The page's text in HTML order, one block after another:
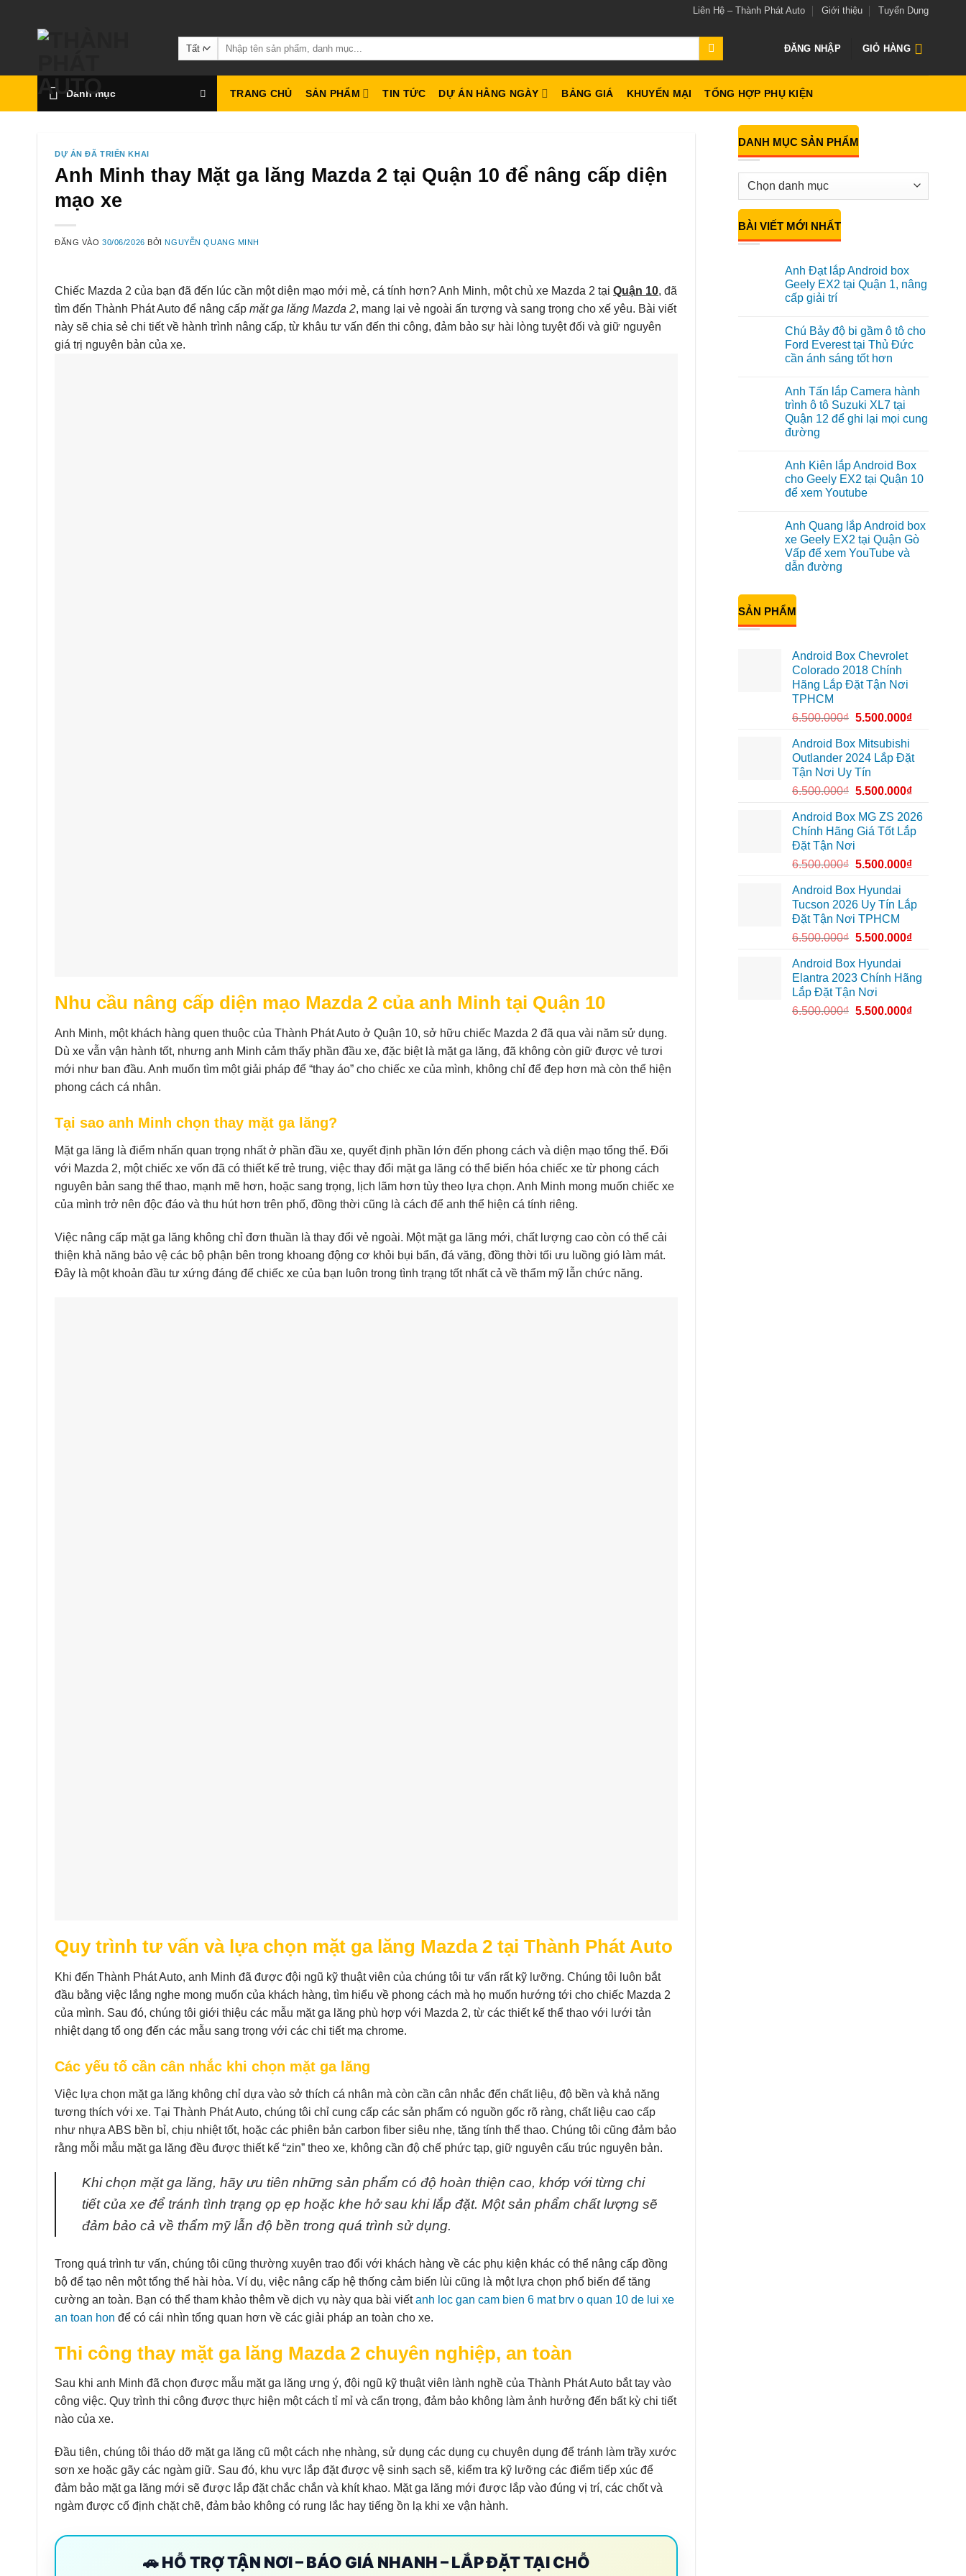
Liên Hệ – Thành Phát Auto Giới thiệu Tuyển Dụng
Tìm
kiếm:
ĐĂNG NHẬP GIỎ HÀNG
Danh mục TRANG CHỦ SẢN PHẨM TIN TỨC DỰ ÁN HẰNG NGÀY BẢNG GIÁ KHUYẾN MẠI TỔNG HỢP PHỤ KIỆN
DỰ ÁN ĐÃ TRIỂN KHAI
Anh Minh thay Mặt ga lăng Mazda 2 tại Quận 10 để nâng cấp diện
mạo xe
ĐĂNG VÀO30/06/2026 BỞINGUYỄN QUANG MINH
Chiếc Mazda 2 của bạn đã đến lúc cần một diện mạo mới mẻ, cá tính hơn? Anh Minh, một chủ xe Mazda 2 tại Quận 10, đã
tìm đến Thành Phát Auto để nâng cấp mặt ga lăng Mazda 2, mang lại vẻ ngoài ấn tượng và sang trọng cho xế yêu. Bài viết
này sẽ chia sẻ chi tiết về hành trình nâng cấp, từ khâu tư vấn đến thi công, đảm bảo sự hài lòng tuyệt đối và giữ nguyên
giá trị nguyên bản của xe.
Nhu cầu nâng cấp diện mạo Mazda 2 của anh Minh tại Quận 10
Anh Minh, một khách hàng quen thuộc của Thành Phát Auto ở Quận 10, sở hữu chiếc Mazda 2 đã qua vài năm sử dụng.
Dù xe vẫn vận hành tốt, nhưng anh Minh cảm thấy phần đầu xe, đặc biệt là mặt ga lăng, đã không còn giữ được vẻ tươi
mới như ban đầu. Anh muốn tìm một giải pháp để “thay áo” cho chiếc xe của mình, không chỉ để đẹp hơn mà còn thể hiện
phong cách cá nhân.
Tại sao anh Minh chọn thay mặt ga lăng?
Mặt ga lăng là điểm nhấn quan trọng nhất ở phần đầu xe, quyết định phần lớn đến phong cách và diện mạo tổng thể. Đối
với Mazda 2, một chiếc xe vốn đã có thiết kế trẻ trung, việc thay đổi mặt ga lăng có thể biến hóa chiếc xe từ phong cách
nguyên bản sang thể thao, mạnh mẽ hơn, hoặc sang trọng, lịch lãm hơn tùy theo lựa chọn. Anh Minh mong muốn chiếc xe
của mình trở nên độc đáo và thu hút hơn trên phố, đồng thời cũng là cách để anh thể hiện cá tính riêng.
Việc nâng cấp mặt ga lăng không chỉ đơn thuần là thay đổi vẻ ngoài. Một mặt ga lăng mới, chất lượng cao còn có thể cải
thiện khả năng bảo vệ các bộ phận bên trong khoang động cơ khỏi bụi bẩn, đá văng, đồng thời tối ưu luồng gió làm mát.
Đây là một khoản đầu tư xứng đáng để chiếc xe của bạn luôn trong tình trạng tốt nhất cả về thẩm mỹ lẫn chức năng.
Quy trình tư vấn và lựa chọn mặt ga lăng Mazda 2 tại Thành Phát Auto
Khi đến Thành Phát Auto, anh Minh đã được đội ngũ kỹ thuật viên của chúng tôi tư vấn rất kỹ lưỡng. Chúng tôi luôn bắt
đầu bằng việc lắng nghe mong muốn của khách hàng, tìm hiểu về phong cách mà họ muốn hướng tới cho chiếc Mazda 2
của mình. Sau đó, chúng tôi giới thiệu các mẫu mặt ga lăng phù hợp với Mazda 2, từ các thiết kế thể thao với lưới tản
nhiệt dạng tổ ong đến các mẫu sang trọng với các chi tiết mạ chrome.
Các yếu tố cần cân nhắc khi chọn mặt ga lăng
Việc lựa chọn mặt ga lăng không chỉ dựa vào sở thích cá nhân mà còn cần cân nhắc đến chất liệu, độ bền và khả năng
tương thích với xe. Tại Thành Phát Auto, chúng tôi chỉ cung cấp các sản phẩm có nguồn gốc rõ ràng, chất liệu cao cấp
như nhựa ABS bền bỉ, chịu nhiệt tốt, hoặc các phiên bản carbon fiber siêu nhẹ, tăng tính thể thao. Chúng tôi cũng đảm bảo
rằng mỗi mẫu mặt ga lăng đều được thiết kế “zin” theo xe, không cần độ chế phức tạp, giữ nguyên cấu trúc nguyên bản.
Khi chọn mặt ga lăng, hãy ưu tiên những sản phẩm có độ hoàn thiện cao, khớp với từng chi
tiết của xe để tránh tình trạng ọp ẹp hoặc khe hở sau khi lắp đặt. Một sản phẩm chất lượng sẽ
đảm bảo cả về thẩm mỹ lẫn độ bền trong quá trình sử dụng.
Trong quá trình tư vấn, chúng tôi cũng thường xuyên trao đổi với khách hàng về các phụ kiện khác có thể nâng cấp đồng
bộ để tạo nên một tổng thể hài hòa. Ví dụ, việc nâng cấp hệ thống cảm biến lùi cũng là một lựa chọn phổ biến để tăng
cường an toàn. Bạn có thể tham khảo thêm về dịch vụ này qua bài viếtanh loc gan cam bien 6 mat brv o quan 10 de lui xe
an toan hon để có cái nhìn tổng quan hơn về các giải pháp an toàn cho xe.
Thi công thay mặt ga lăng Mazda 2 chuyên nghiệp, an toàn
Sau khi anh Minh đã chọn được mẫu mặt ga lăng ưng ý, đội ngũ kỹ thuật viên lành nghề của Thành Phát Auto bắt tay vào
công việc. Quy trình thi công được thực hiện một cách tỉ mỉ và cẩn trọng, đảm bảo không làm ảnh hưởng đến bất kỳ chi tiết
nào của xe.
Đầu tiên, chúng tôi tháo dỡ mặt ga lăng cũ một cách nhẹ nhàng, sử dụng các dụng cụ chuyên dụng để tránh làm trầy xước
sơn xe hoặc gãy các ngàm giữ. Sau đó, khu vực lắp đặt được vệ sinh sạch sẽ, kiểm tra kỹ lưỡng các điểm tiếp xúc để
đảm bảo mặt ga lăng mới sẽ được lắp đặt chắc chắn và khít khao. Mặt ga lăng mới được lắp vào đúng vị trí, các chốt và
ngàm được cố định chặt chẽ, đảm bảo không có rung lắc hay tiếng ồn lạ khi xe vận hành.
🚗 HỖ TRỢ TẬN NƠI – BÁO GIÁ NHANH – LẮP ĐẶT TẠI CHỖ
DANH MỤC SẢN PHẨM
BÀI VIẾT MỚI NHẤT
Anh Đạt lắp Android box
Geely EX2 tại Quận 1, nâng
cấp giải trí
bình
luận
ở
Anh
Android
box
Geely
EX2
tại
Quận
cấp
giải
trí
Chú Bảy độ bi gầm ô tô cho
Ford Everest tại Thủ Đức
cần ánh sáng tốt hơn
bình
luận
ở
Chú
Bảy
độ
ô
tô
cho
Ford
Thủ
Đức
cần
ánh
sáng
tốt
Anh Tấn lắp Camera hành
trình ô tô Suzuki XL7 tại
Quận 12 để ghi lại mọi cung
đường
bình
luận
ở
Anh
Camera
hành
trình
ô
tô
Suzuki
Quận
12
để
ghi
cung
đường
Anh Kiên lắp Android Box
cho Geely EX2 tại Quận 10
để xem Youtube
bình
luận
ở
Anh
Kiên
lắp
cho
Geely
tại
xem
Youtube
Anh Quang lắp Android box
xe Geely EX2 tại Quận Gò
Vấp để xem YouTube và
dẫn đường
bình
luận
ở
Anh
Android
box
Geely
EX2
Quận
Gò
xem
YouTube
dẫn
đường
SẢN PHẨM
Android Box Chevrolet
Colorado 2018 Chính
Hãng Lắp Đặt Tận Nơi
TPHCM
6.500.000₫ 5.500.000₫
Android Box Mitsubishi
Outlander 2024 Lắp Đặt
Tận Nơi Uy Tín
6.500.000₫ 5.500.000₫
Android Box MG ZS 2026
Chính Hãng Giá Tốt Lắp
Đặt Tận Nơi
6.500.000₫ 5.500.000₫
Android Box Hyundai
Tucson 2026 Uy Tín Lắp
Đặt Tận Nơi TPHCM
6.500.000₫ 5.500.000₫
Android Box Hyundai
Elantra 2023 Chính Hãng
Lắp Đặt Tận Nơi
6.500.000₫ 5.500.000₫